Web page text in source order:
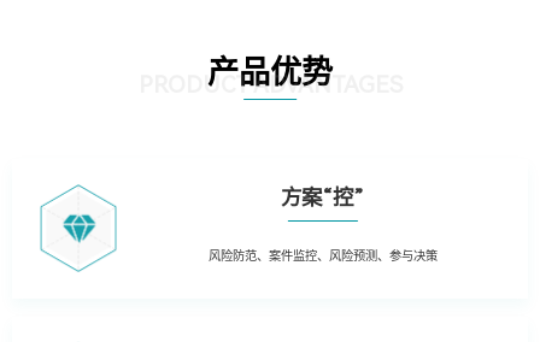
产品优势
PRODUCT ADVANTAGES
方案“控”
风险防范、案件监控、风险预测、参与决策